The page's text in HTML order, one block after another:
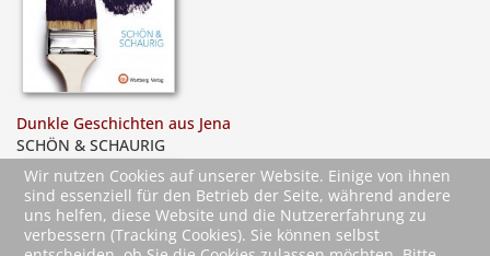
Dunkle Geschichten aus Jena
SCHÖN & SCHAURIG
Wir nutzen Cookies auf unserer Website. Einige von ihnen
sind essenziell für den Betrieb der Seite, während andere
uns helfen, diese Website und die Nutzererfahrung zu
verbessern (Tracking Cookies). Sie können selbst